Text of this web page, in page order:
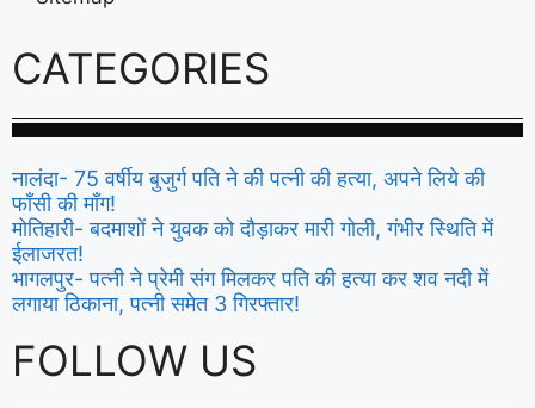
CATEGORIES
नालंदा- 75 वर्षीय बुजुर्ग पति ने की पत्नी की हत्या, अपने लिये की
फाँसी की माँग!
मोतिहारी- बदमाशों ने युवक को दौड़ाकर मारी गोली, गंभीर स्थिति में
ईलाजरत!
भागलपुर- पत्नी ने प्रेमी संग मिलकर पति की हत्या कर शव नदी में
लगाया ठिकाना, पत्नी समेत 3 गिरफ्तार!
FOLLOW US